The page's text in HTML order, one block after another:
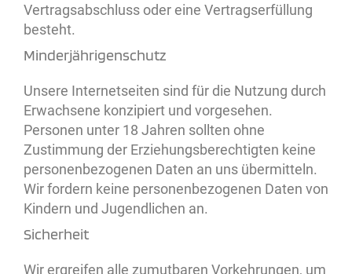
Vertragsabschluss oder eine Vertragserfüllung
besteht.
Minderjährigenschutz
Unsere Internetseiten sind für die Nutzung durch
Erwachsene konzipiert und vorgesehen.
Personen unter 18 Jahren sollten ohne
Zustimmung der Erziehungsberechtigten keine
personenbezogenen Daten an uns übermitteln.
Wir fordern keine personenbezogenen Daten von
Kindern und Jugendlichen an.
Sicherheit
Wir ergreifen alle zumutbaren Vorkehrungen, um